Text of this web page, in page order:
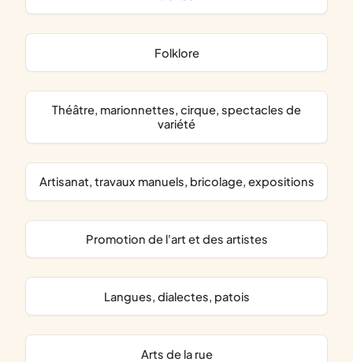
folklore
théâtre, marionnettes, cirque, spectacles de
variété
artisanat, travaux manuels, bricolage, expositions
promotion de l'art et des artistes
langues, dialectes, patois
arts de la rue